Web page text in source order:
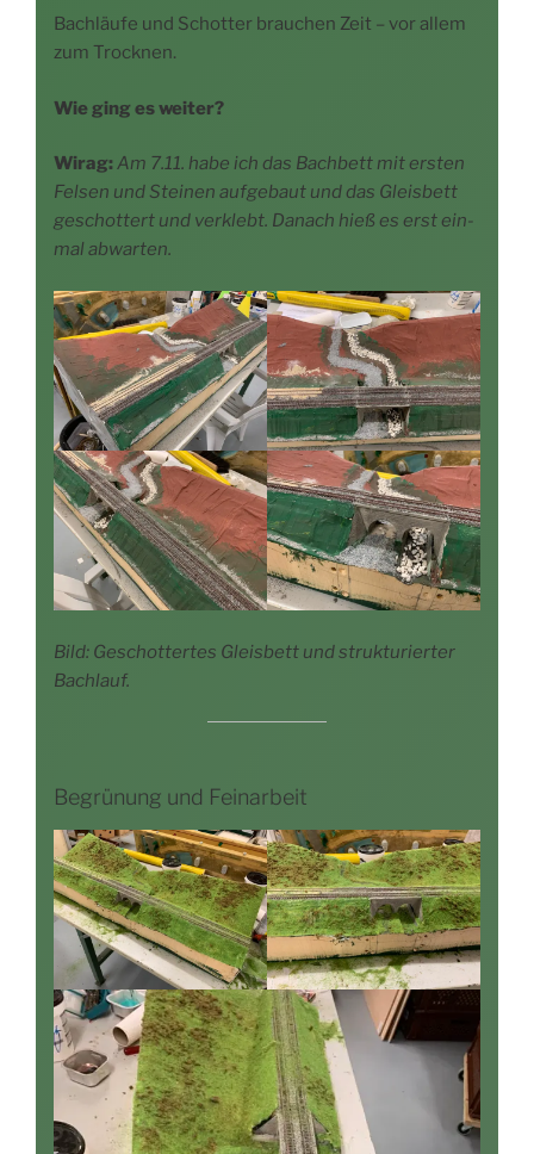
Bach­läu­fe und Schot­ter brau­chen Zeit – vor allem
zum Trocknen.
Wie ging es weiter?
Wirag:Am 7.11. habe ich das Bach­bett mit ers­ten
Fel­sen und Stei­nen auf­ge­baut und das Gleis­bett
geschot­tert und ver­klebt. Danach hieß es erst ein­
mal abwarten.
Bild: Geschot­ter­tes Gleis­bett und struk­tu­rier­ter
Bachlauf.
Begrünung und Feinarbeit